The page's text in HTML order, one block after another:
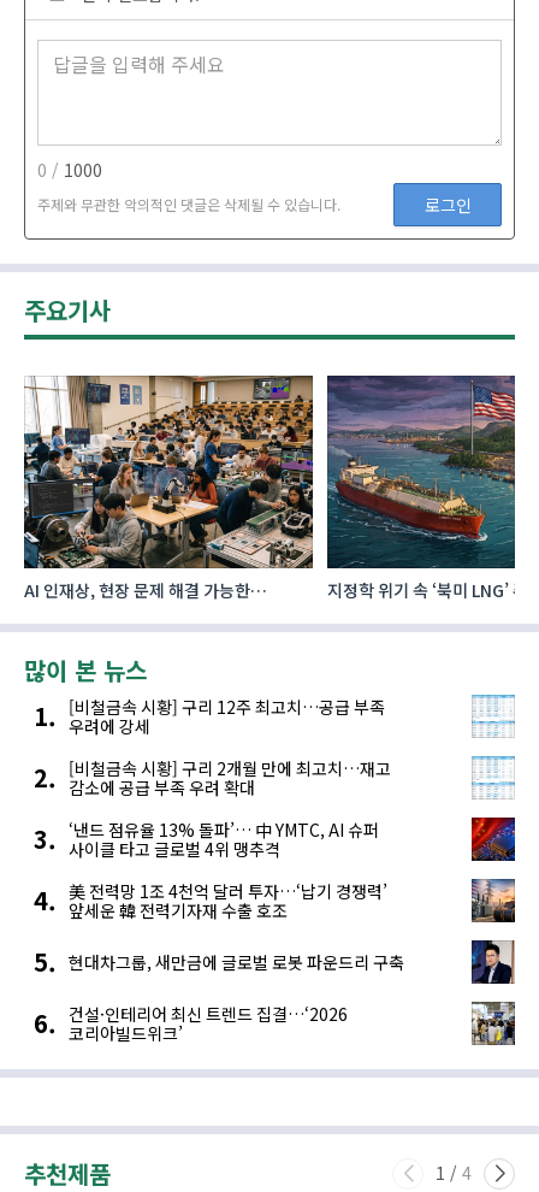
0 / 1000
주제와 무관한 악의적인 댓글은 삭제될 수 있습니다. 로그인
주요기사
AI 인재상, 현장 문제 해결 가능한
지정학 위기 속 ‘북미 LNG’
많이 본 뉴스
[비철금속 시황] 구리 12주 최고치…공급 부족
우려에 강세
[비철금속 시황] 구리 2개월 만에 최고치…재고
감소에 공급 부족 우려 확대
‘낸드 점유율 13% 돌파’… 中 YMTC, AI 슈퍼
사이클 타고 글로벌 4위 맹추격
美 전력망 1조 4천억 달러 투자…‘납기 경쟁력’
앞세운 韓 전력기자재 수출 호조
현대차그룹, 새만금에 글로벌 로봇 파운드리 구축
건설·인테리어 최신 트렌드 집결…‘2026
코리아빌드위크’
추천제품 1 / 4